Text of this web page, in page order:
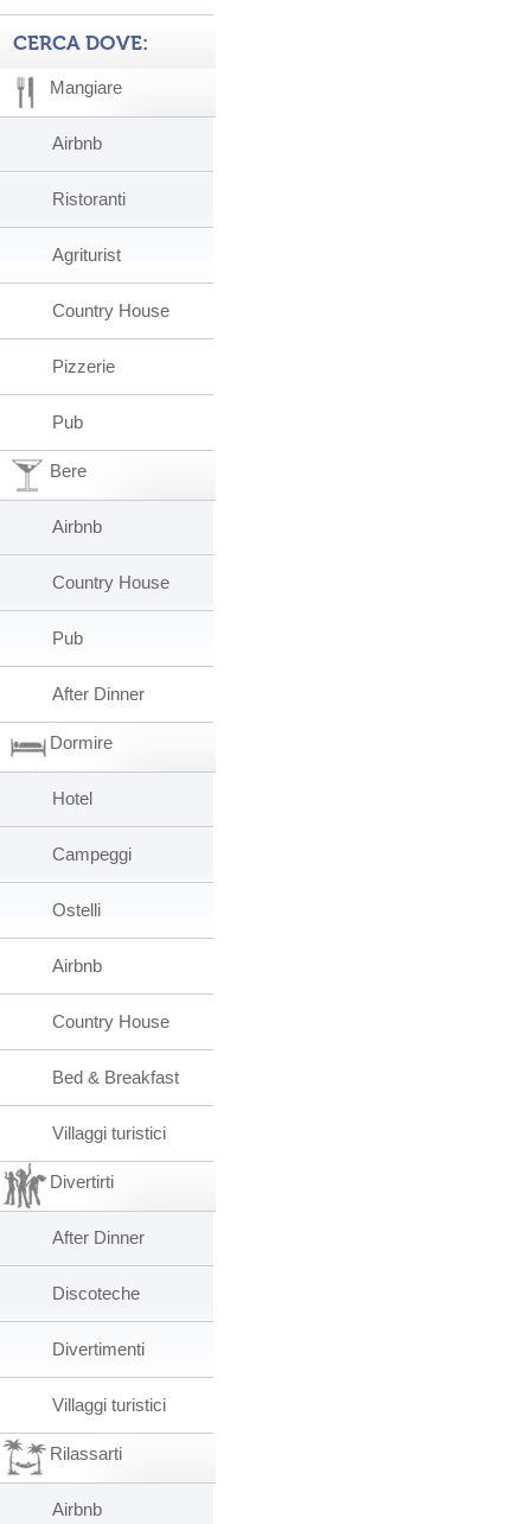
CERCA DOVE:
Mangiare
Airbnb
Ristoranti
Agriturist
Country House
Pizzerie
Pub
Bere
Airbnb
Country House
Pub
After Dinner
Dormire
Hotel
Campeggi
Ostelli
Airbnb
Country House
Bed & Breakfast
Villaggi turistici
Divertirti
After Dinner
Discoteche
Divertimenti
Villaggi turistici
Rilassarti
Airbnb